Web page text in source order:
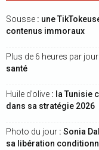
Sousse : une
contenus immoraux
Plus de 6 heures par
santé
Huile d’olive : la Tunisie
dans sa stratégie 2026
Photo du jour : Sonia
sa libération